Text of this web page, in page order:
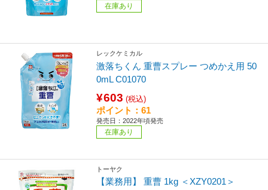
在庫あり
レックケミカル
激落ちくん 重曹スプレー つめかえ用 50
0mL C01070
¥603 (税込)
ポイント：61
発売日：2022年頃発売
在庫あり
トーヤク
【業務用】 重曹 1kg ＜XZY0201＞